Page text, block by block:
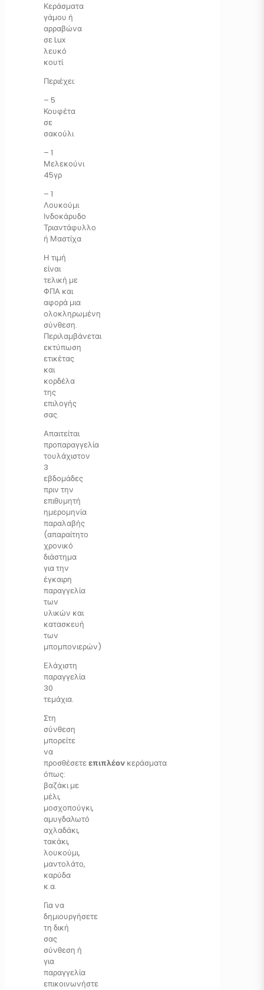
Κεράσματα
γάμου ή
αρραβώνα
σε Lux
λευκό
κουτί
Περιέχει:
– 5
Κουφέτα
σε
σακούλι
– 1
Μελεκούνι
45γρ
– 1
Λουκούμι
Ινδοκάρυδο
Τριαντάφυλλο
ή Μαστίχα
Η τιμή
είναι
τελική με
ΦΠΑ και
αφορά μια
ολοκληρωμένη
σύνθεση.
Περιλαμβάνεται
εκτύπωση
ετικέτας
και
κορδέλα
της
επιλογής
σας.
Απαιτείται
προπαραγγελία
τουλάχιστον
3
εβδομάδες
πριν την
επιθυμητή
ημερομηνία
παραλαβής
(απαραίτητο
χρονικό
διάστημα
για την
έγκαιρη
παραγγελία
των
υλικών και
κατασκευή
των
μπομπονιερών)
Ελάχιστη
παραγγελία
30
τεμάχια.
Στη
σύνθεση
μπορείτε
να
προσθέσετεεπιπλέον κεράσματα
όπως:
βαζάκι με
μέλι,
μοσχοπούγκι,
αμυγδαλωτό
αχλαδάκι,
τακάκι,
λουκούμι,
μαντολάτο,
καρύδα
κ.α.
Για να
δημιουργήσετε
τη δική
σας
σύνθεση ή
για
παραγγελία
επικοινωνήστε